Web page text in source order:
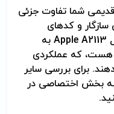
شما تفاوت جزئی
سازگار و کدهای
جایگزین شناخته‌شده برای باطری اپل Apple A2113 به
هست، که عملکردی
برای بررسی سایر
به بخش اختصاصی در